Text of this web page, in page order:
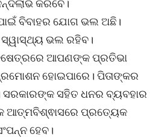
କରିବେ।
ବିବାହର ଯୋଗ ଭଲ ଅଛି।
ସ୍ୱାସ୍ଥ୍ୟ ଭଲ ରହିବ।
ଆପଣଙ୍କ ପ୍ରତିଭା
ହୋଇପାରେ। ପିତାଙ୍କର
ସରକାରଙ୍କ ସହିତ ଧନର ବ୍ୟବହାର
ପ୍ରତ୍ୟେକ
ହେବ।